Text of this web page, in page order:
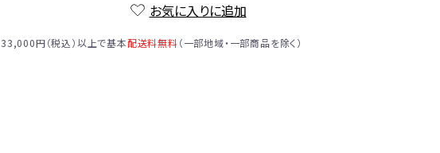
お気に入りに追加
33,000円（税込）以上で基本配送料無料（一部地域・一部商品を除く）